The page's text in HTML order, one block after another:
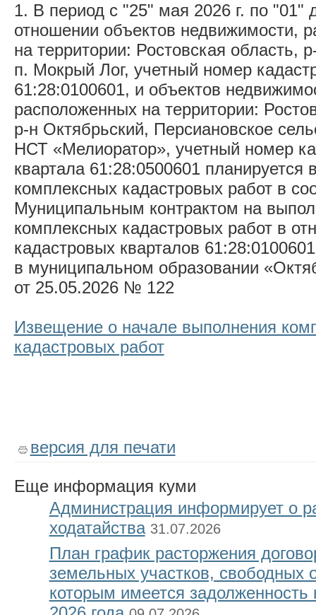
1. В период с "25" мая 2026 г. по "01"
отношении объектов недвижимости,
на территории: Ростовская область,
п. Мокрый Лог, учетный номер
61:28:0100601, и объектов
расположенных на территории:
р-н Октябрьский, Персиановское
НСТ «Мелиоратор», учетный номер
квартала 61:28:0500601 планируется
комплексных кадастровых работ в
Муниципальным контрактом на
комплексных кадастровых работ в
кадастровых кварталов
в муниципальном образовании
от 25.05.2026 № 122
Извещение о начале выполнения
кадастровых работ
версия для печати
Еще информация куми
Администрация информирует о
ходатайства 31.07.2026
План график расторжения
земельных участков, свободных
которым имеется задолженность